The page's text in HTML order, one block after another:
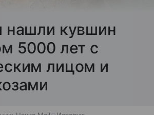
нашли кувшин
5000 лет с
лицом и